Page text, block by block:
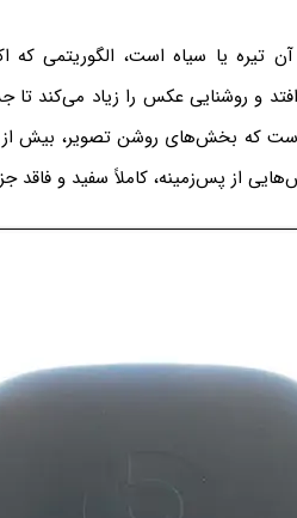
یا سیاه است، الگوریتمی که
و روشنایی عکس را زیاد می‌کند
که بخش‌های روشن تصویر، بیش
از پس‌زمینه، کاملاً سفید و فاقد